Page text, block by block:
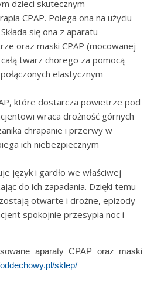
dzieci skutecznym
CPAP. Polega ona na użyciu
się ona z aparatu
oraz maski CPAP (mocowanej
twarz chorego za pomocą
elastycznym
które dostarcza powietrze pod
wraca drożność górnych
chrapanie i przerwy w
ich niebezpiecznym
język i gardło we właściwej
do ich zapadania. Dzięki temu
otwarte i drożne, epizody
spokojnie przesypia noc i
aparaty CPAP oraz maski
sklep/